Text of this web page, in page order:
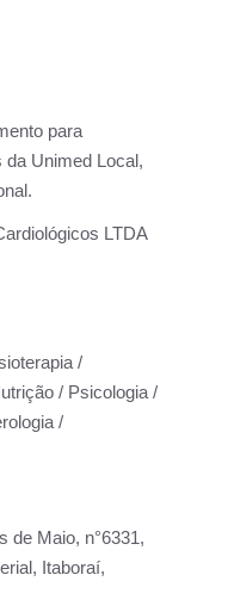
para
da Unimed Local,
LTDA
/
/ Psicologia /
/
de Maio, n°6331,
Itaboraí,